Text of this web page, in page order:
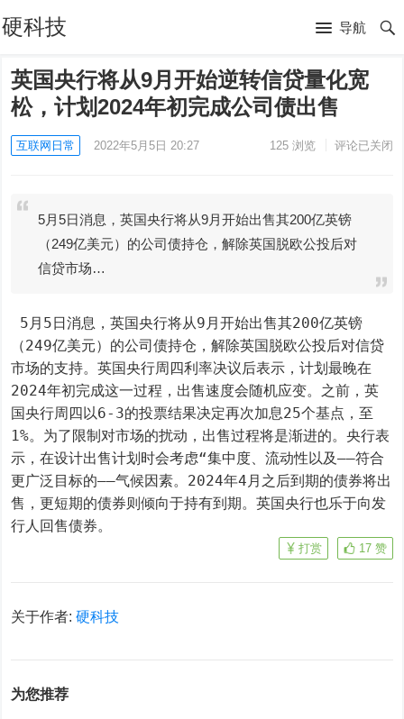
硬科技 导航
英国央行将从9月开始逆转信贷量化宽
松，计划2024年初完成公司债出售
互联网日常 2022年5月5日 20:27 125浏览 评论已关闭
5月5日消息，英国央行将从9月开始出售其200亿英镑
（249亿美元）的公司债持仓，解除英国脱欧公投后对
信贷市场…
（249亿美元）的公司债持仓，解除英国脱欧公投后对信贷
市场的支持。英国央行周四利率决议后表示，计划最晚在
2024年初完成这一过程，出售速度会随机应变。之前，英
国央行周四以6-3的投票结果决定再次加息25个基点，至
1%。为了限制对市场的扰动，出售过程将是渐进的。央行表
示，在设计出售计划时会考虑“集中度、流动性以及——符合
更广泛目标的——气候因素。2024年4月之后到期的债券将出
售，更短期的债券则倾向于持有到期。英国央行也乐于向发
行人回售债券。
17 赞
打赏
关于作者:硬科技
为您推荐